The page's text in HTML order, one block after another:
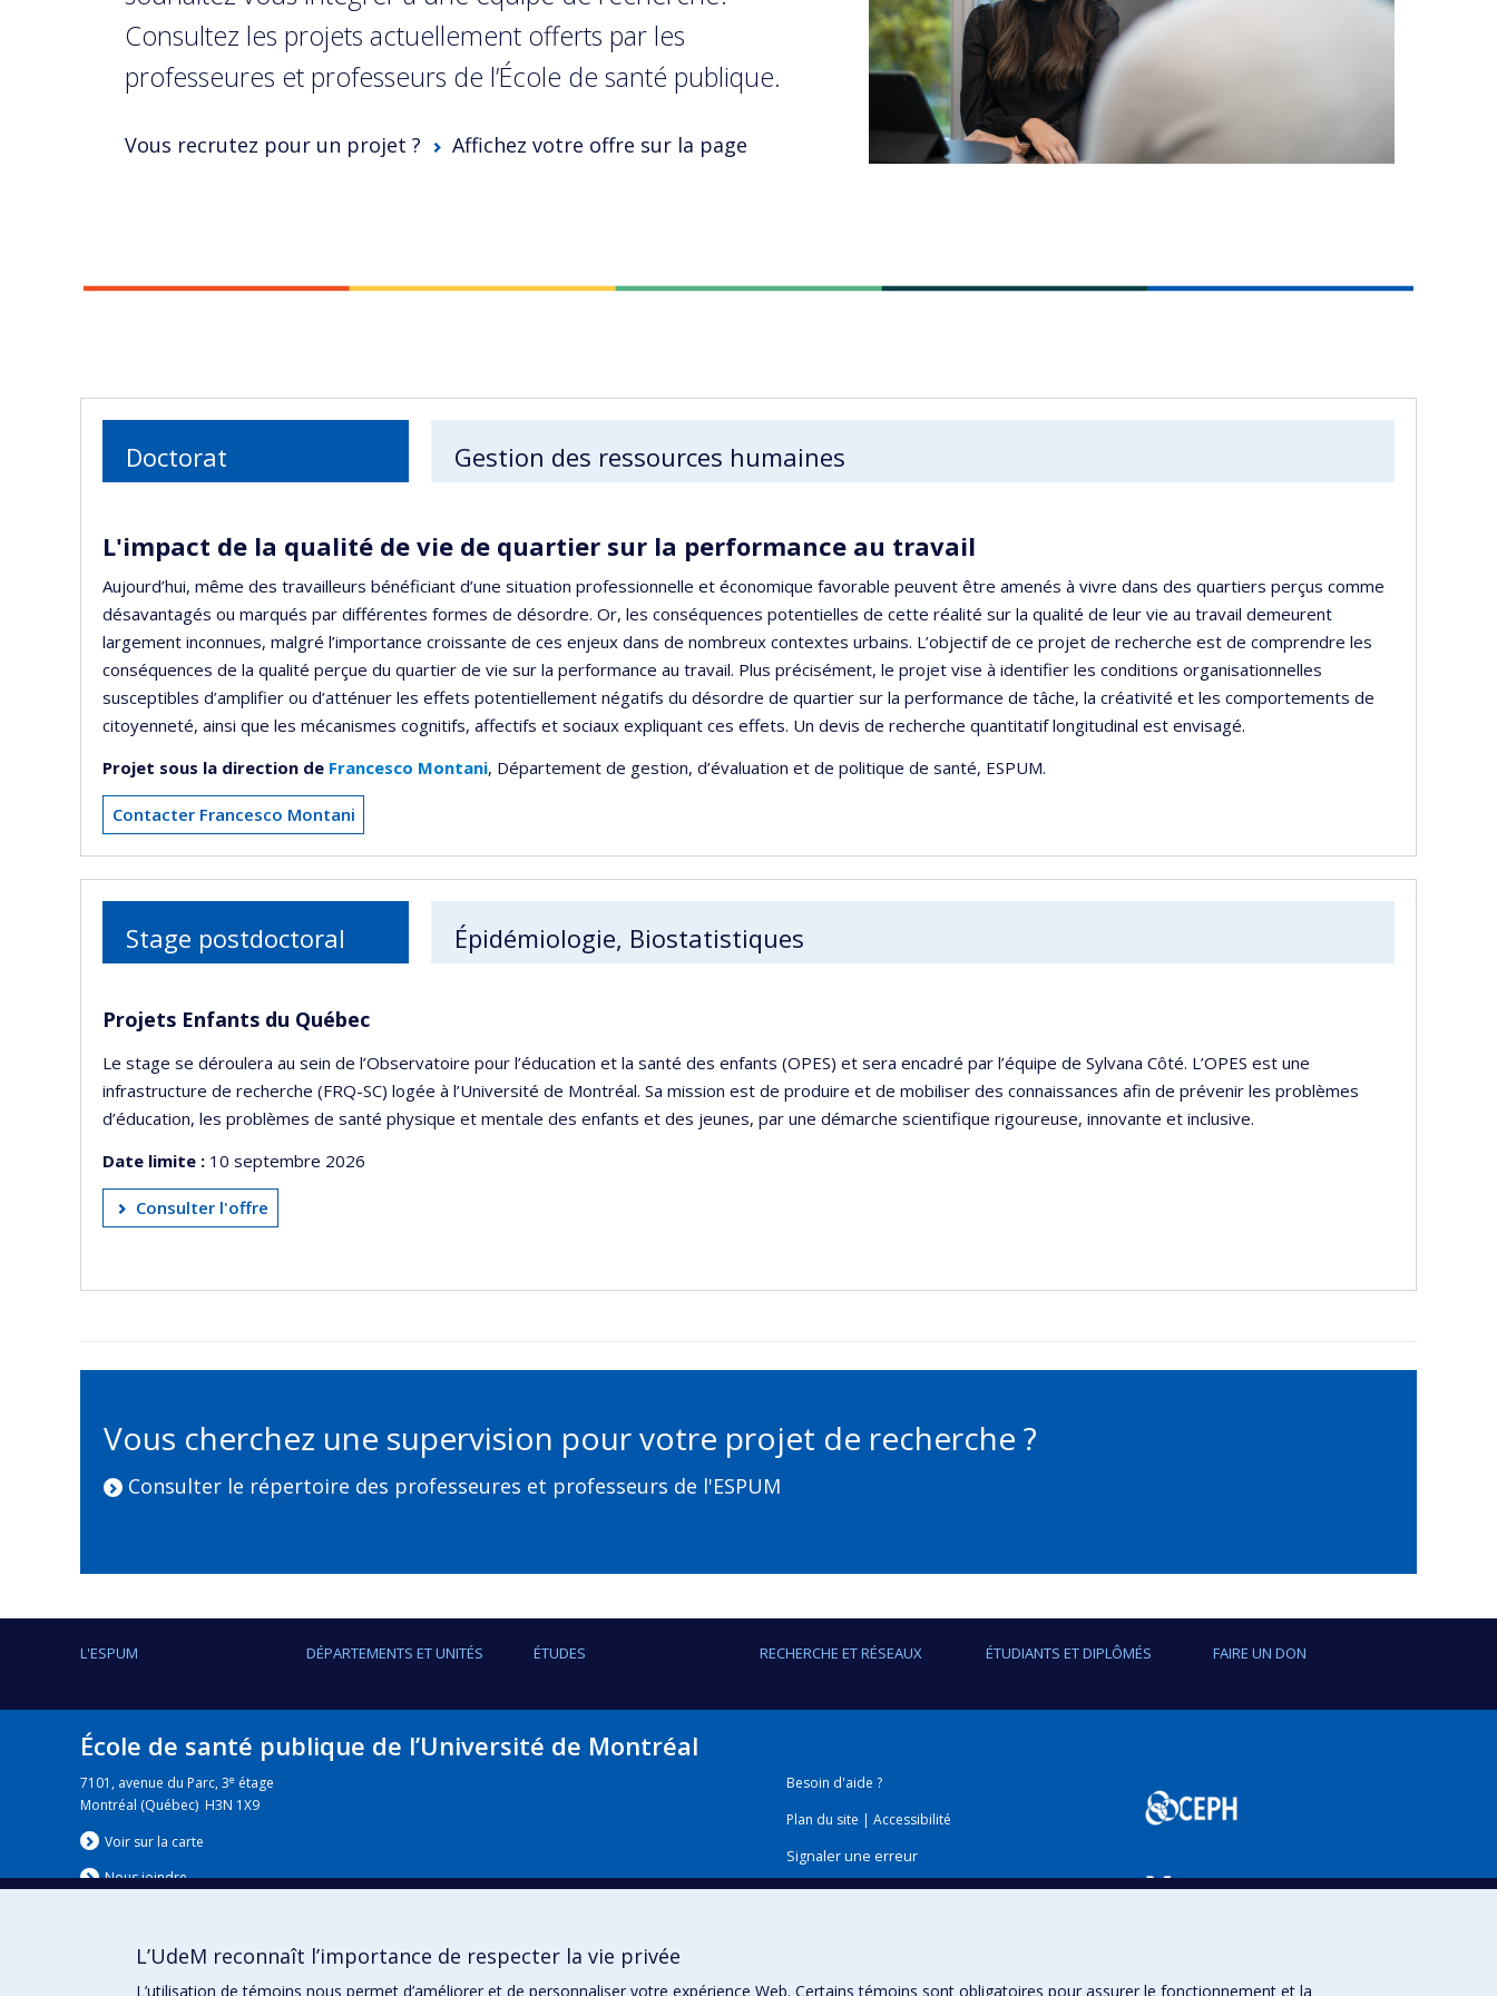
Consultez les projets actuellement offerts par les
professeures et professeurs de l’École de santé publique.
Vous recrutez pour un projet ? Affichez votre offre sur la page
Doctorat Gestion des ressources humaines
L'impact de la qualité de vie de quartier sur la performance au travail
Aujourd’hui, même des travailleurs bénéficiant d’une situation professionnelle et économique favorable peuvent être amenés à vivre dans des quartiers perçus comme
désavantagés ou marqués par différentes formes de désordre. Or, les conséquences potentielles de cette réalité sur la qualité de leur vie au travail demeurent
largement inconnues, malgré l’importance croissante de ces enjeux dans de nombreux contextes urbains. L’objectif de ce projet de recherche est de comprendre les
conséquences de la qualité perçue du quartier de vie sur la performance au travail. Plus précisément, le projet vise à identifier les conditions organisationnelles
susceptibles d’amplifier ou d’atténuer les effets potentiellement négatifs du désordre de quartier sur la performance de tâche, la créativité et les comportements de
citoyenneté, ainsi que les mécanismes cognitifs, affectifs et sociaux expliquant ces effets. Un devis de recherche quantitatif longitudinal est envisagé.
Projet sous la direction de Francesco Montani, Département de gestion, d’évaluation et de politique de santé, ESPUM.
Contacter Francesco Montani
Stage postdoctoral Épidémiologie, Biostatistiques
Projets Enfants du Québec
Le stage se déroulera au sein de l’Observatoire pour l’éducation et la santé des enfants (OPES) et sera encadré par l’équipe de Sylvana Côté. L’OPES est une
infrastructure de recherche (FRQ-SC) logée à l’Université de Montréal. Sa mission est de produire et de mobiliser des connaissances afin de prévenir les problèmes
d’éducation, les problèmes de santé physique et mentale des enfants et des jeunes, par une démarche scientifique rigoureuse, innovante et inclusive.
Date limite : 10 septembre 2026
Consulter l'offre
Vous cherchez une supervision pour votre projet de recherche ?
Consulter le répertoire des professeures et professeurs de l'ESPUM
L'ESPUM DÉPARTEMENTS ET UNITÉS ÉTUDES RECHERCHE ET RÉSEAUX ÉTUDIANTS ET DIPLÔMÉS FAIRE UN DON
École de santé publique de l’Université de Montréal
7101, avenue du Parc, 3e étage
Montréal (Québec) H3N 1X9
Voir sur la carte
Nous joindre
Nouvelles |Événement
Besoin d'aide ?
Plan du site |Accessibilité
Signaler une erreur
L’UdeM reconnaît l’importance de respecter la vie privée
L’utilisation de témoins nous permet d’améliorer et de personnaliser votre expérience Web. Certains témoins sont obligatoires pour assurer le fonctionnement et la